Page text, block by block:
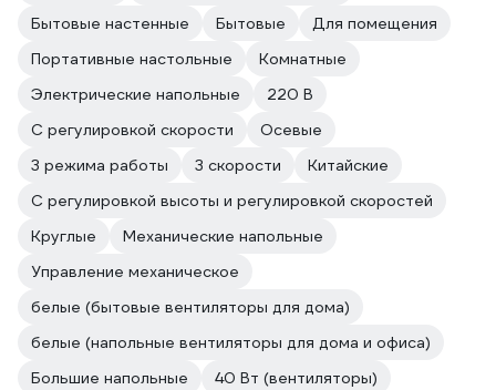
Бытовые настенные
Бытовые
Для помещения
Портативные настольные
Комнатные
Электрические напольные
220 В
С регулировкой скорости
Осевые
3 режима работы
3 скорости
Китайские
С регулировкой высоты и регулировкой скоростей
Круглые
Механические напольные
Управление механическое
белые (бытовые вентиляторы для дома)
белые (напольные вентиляторы для дома и офиса)
Большие напольные
40 Вт (вентиляторы)